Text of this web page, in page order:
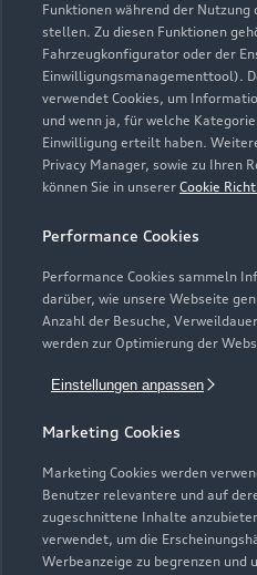
Funktionen während der
stellen. Zu diesen Funktionen
Fahrzeugkonfigurator oder der
Einwilligungsmanagementtool).
verwendet Cookies, um
und wenn ja, für welche
Einwilligung erteilt haben.
Privacy Manager, sowie zu Ihren
können Sie in unserer Cookie
Performance Cookies
Performance Cookies sammeln
darüber, wie unsere Webseite
Anzahl der Besuche,
werden zur Optimierung der
Einstellungen anpassen
Marketing Cookies
Marketing Cookies werden
Benutzer relevantere und auf
zugeschnittene Inhalte
verwendet, um die
Werbeanzeige zu begrenzen und
Modelle
Elektromodelle
Plug-in-Hybride
Neuwagensuche
Gebrauchtwagensuche
Geschäftskunden
Service & Zubehör
Saisonale Angebote
Audi Services
Garantie
Audi digital services
myAudi
Support
Audi Code
Häufige Fragen (FAQ)
Über Audi
Unternehmen
Karriere
Investor Relations